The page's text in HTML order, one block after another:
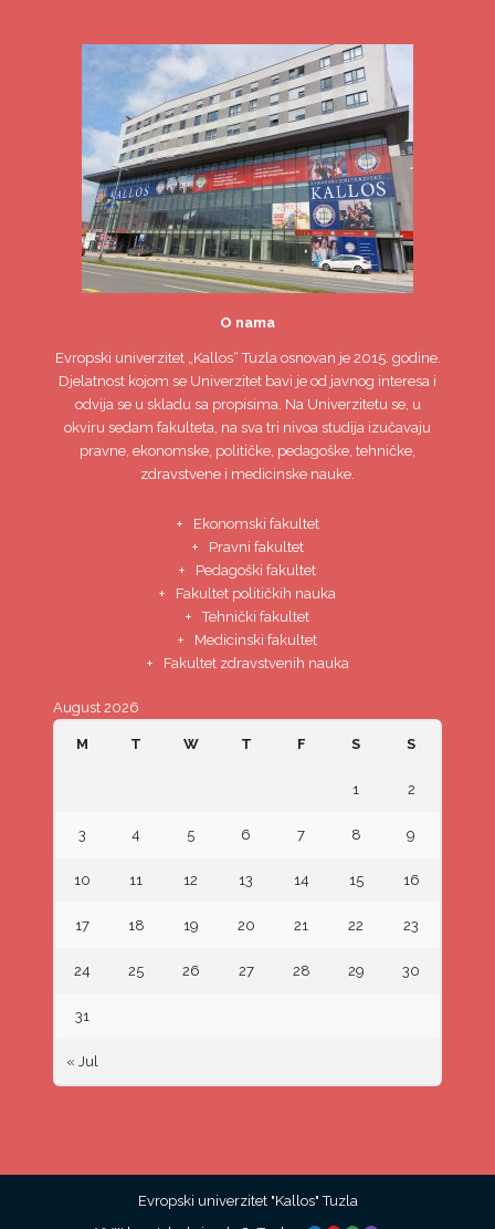
O nama
Evropski univerzitet„Kallos“ Tuzla osnovan je 2015. godine.
Djelatnost kojom se Univerzitet bavi je od javnog interesa i
odvija se u skladu sa propisima. Na Univerzitetu se, u
okviru sedam fakulteta, na sva tri nivoa studija izučavaju
pravne, ekonomske, političke, pedagoške, tehničke,
zdravstvene i medicinske nauke.
Ekonomski fakultet
Pravni fakultet
Pedagoški fakultet
Fakultet političkih nauka
Tehnički fakultet
Medicinski fakultet
Fakultet zdravstvenih nauka
August 2026
M T W T F S S
« Jul
1 2
3 4 5 6 7 8 9
10 11 12 13 14 15 16
17 18 19 20 21 22 23
24 25 26 27 28 29 30
31
Evropski univerzitet "Kallos" Tuzla